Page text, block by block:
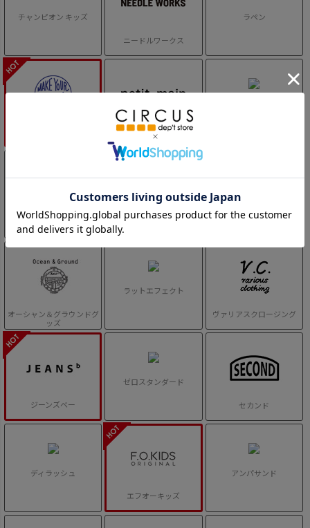
チャンピオン キッズ
ニードルワークス
ラペン
プティマイン
リコシュクレ
アルジー オーシャン＆グラウンド
オーシャン＆グラウンドグ
ッズ
ラットエフェクト
ヴァリアスクロージング
ジーンズベー
ゼロスタンダード
セカンド
ディラッシュ
エフオーキッズ
アンパサンド